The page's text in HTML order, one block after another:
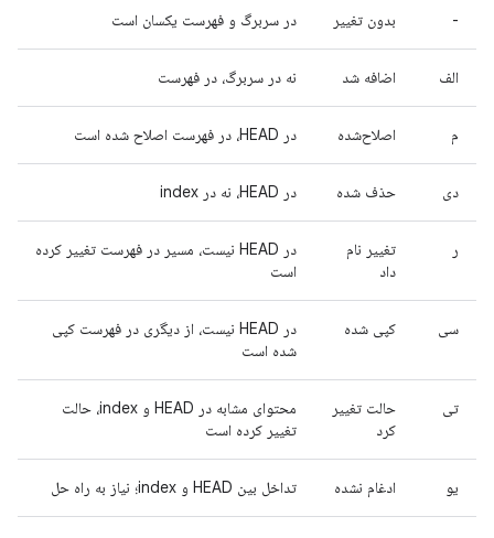
- بدون تغییر در سربرگ و فهرست یکسان است
الف اضافه شد نه در سربرگ، در فهرست
م اصلاح‌شده در HEAD، در فهرست اصلاح شده است
دی حذف شده در HEAD، نه در index
ر
تغییر نام
داد
در HEAD نیست، مسیر در فهرست تغییر کرده
است
سی کپی شده
در HEAD نیست، از دیگری در فهرست کپی
شده است
تی
حالت تغییر
کرد
محتوای مشابه در HEAD و index، حالت
تغییر کرده است
یو ادغام نشده تداخل بین HEAD و index؛ نیاز به راه حل